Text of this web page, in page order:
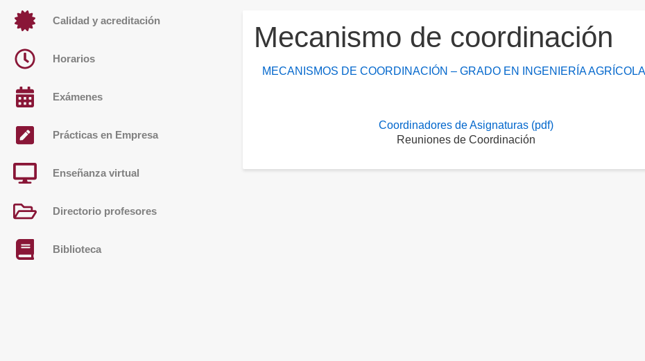
Mecanismo de coordinación
MECANISMOS DE COORDINACIÓN – GRADO EN INGENIERÍA
Coordinadores de Asignaturas (pdf)
Reuniones de Coordinación
Calidad y acreditación
Horarios
Exámenes
Prácticas en Empresa
Enseñanza virtual
Directorio profesores
Biblioteca